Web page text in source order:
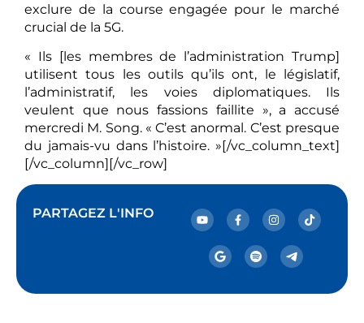
exclure de la course engagée pour le marché
crucial de la 5G.
« Ils [les membres de l’administration Trump]
utilisent tous les outils qu’ils ont, le législatif,
l’administratif, les voies diplomatiques. Ils
veulent que nous fassions faillite », a accusé
mercredi M. Song. « C’est anormal. C’est presque
du jamais-vu dans l’histoire. »[/vc_column_text]
[/vc_column][/vc_row]
PARTAGEZ L'INFO